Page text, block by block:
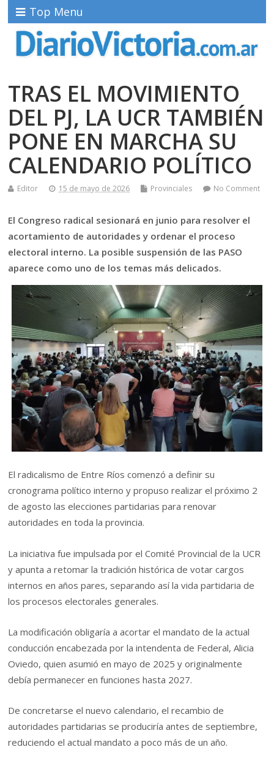
Top Menu
TRAS EL MOVIMIENTO
DEL PJ, LA UCR TAMBIÉN
PONE EN MARCHA SU
CALENDARIO POLÍTICO
Editor 15 de mayo de 2026 Provinciales No Comment
El Congreso radical sesionará en junio para resolver el
acortamiento de autoridades y ordenar el proceso
electoral interno. La posible suspensión de las PASO
aparece como uno de los temas más delicados.
El radicalismo de Entre Ríos comenzó a definir su
cronograma político interno y propuso realizar el próximo 2
de agosto las elecciones partidarias para renovar
autoridades en toda la provincia.
La iniciativa fue impulsada por el Comité Provincial de la UCR
y apunta a retomar la tradición histórica de votar cargos
internos en años pares, separando así la vida partidaria de
los procesos electorales generales.
La modificación obligaría a acortar el mandato de la actual
conducción encabezada por la intendenta de Federal, Alicia
Oviedo, quien asumió en mayo de 2025 y originalmente
debía permanecer en funciones hasta 2027.
De concretarse el nuevo calendario, el recambio de
autoridades partidarias se produciría antes de septiembre,
reduciendo el actual mandato a poco más de un año.